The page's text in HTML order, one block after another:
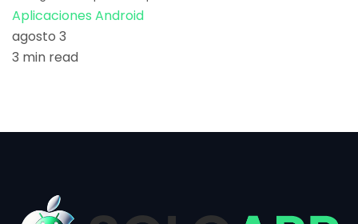
Aplicaciones Android
agosto 3
3 min read